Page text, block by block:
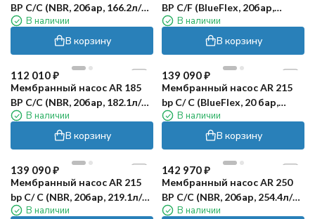
BP C/С (NBR, 20бар, 166.2л/
мин, ВОМ 1"⅜)
В наличии
В корзину
BP C/F (BlueFlex, 20бар,
166.2л/мин, ВОМ 1"⅜-полый
вал 25мм)
В наличии
В корзину
112 010₽
Мембранный насос AR 185
BP C/С (NBR, 20бар, 182.1л/
мин, ВОМ 1"⅜)
В наличии
В корзину
139 090₽
Мембранный насос AR 215
bp C/ C (BlueFlex, 20 бар,
219.1л/мин, ВОМ 1"⅜-полый
вал 32 мм)
В наличии
В корзину
139 090₽
Мембранный насос AR 215
bp C/ C (NBR, 20бар, 219.1л/
мин, ВОМ 1"⅜)
В наличии
142 970₽
Мембранный насос AR 250
BP C/С (NBR, 20бар, 254.4л/
мин, ВОМ 1"⅜)
В наличии